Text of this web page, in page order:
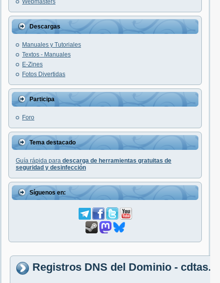
Webmasters
Descargas
Manuales y Tutoriales
Textos - Manuales
E-Zines
Fotos Divertidas
Participa
Foro
Tema destacado
Guía rápida para descarga de herramientas gratuitas de
seguridad y desinfección
Síguenos en:
Registros DNS del Dominio -